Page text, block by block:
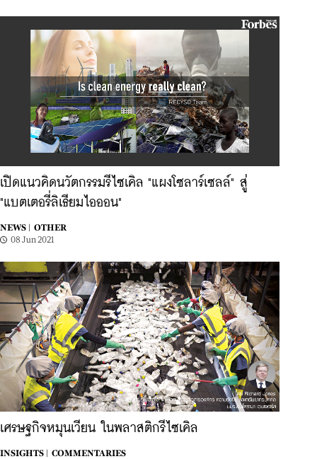
เปิดแนวคิดนวัตกรรมรีไซเคิล "แผงโซลาร์เซลล์" สู่
"แบตเตอรี่ลิเธียมไอออน"
NEWS |
OTHER
08 Jun 2021
เศรษฐกิจหมุนเวียน ในพลาสติกรีไซเคิล
INSIGHTS |
COMMENTARIES